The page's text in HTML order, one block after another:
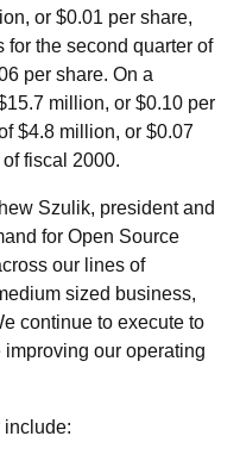
or $0.01 per share,
for the second quarter of
per share. On a
million, or $0.10 per
$4.8 million, or $0.07
fiscal 2000.
Szulik, president and
for Open Source
our lines of
sized business,
continue to execute to
our operating
include: